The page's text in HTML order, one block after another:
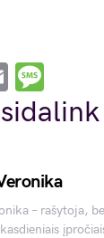
Email
– rašytoja,